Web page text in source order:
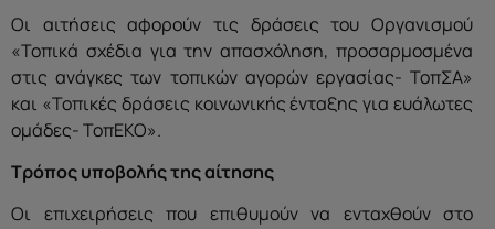
Οι αιτήσεις αφορούν τις δράσεις του Οργανισμού
«Τοπικά σχέδια για την απασχόληση, προσαρμοσμένα
στις ανάγκες των τοπικών αγορών εργασίας- ΤοπΣΑ»
και «Τοπικές δράσεις κοινωνικής ένταξης για ευάλωτες
ομάδες- ΤοπΕΚΟ».
Τρόπος υποβολής της αίτησης
Οι επιχειρήσεις που επιθυμούν να ενταχθούν στο